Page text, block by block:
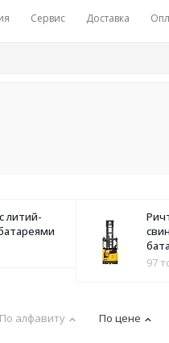
Сервис Доставка
литий-
97
По алфавиту По цене